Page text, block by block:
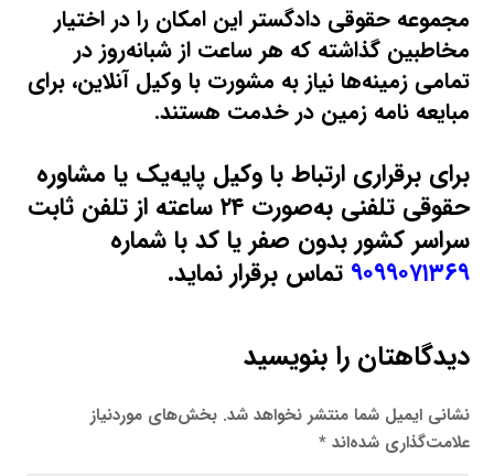
مجموعه حقوقی دادگستر این امکان را در اختیار
مخاطبین گذاشته که هر ساعت از شبانه‌روز در
تمامی زمینه‌ها نیاز به مشورت با وکیل آنلاین، برای
مبایعه ‌نامه زمین در خدمت هستند.
برای برقراری ارتباط با وکیل پایه‌یک یا مشاوره
حقوقی تلفنی به‌صورت ۲۴ ساعته از تلفن ثابت
سراسر کشور بدون صفر یا کد با شماره
۹۰۹۹۰۷۱۳۶۹ تماس برقرار نماید.
دیدگاهتان را بنویسید
نشانی ایمیل شما منتشر نخواهد شد. بخش‌های موردنیاز
علامت‌گذاری شده‌اند*